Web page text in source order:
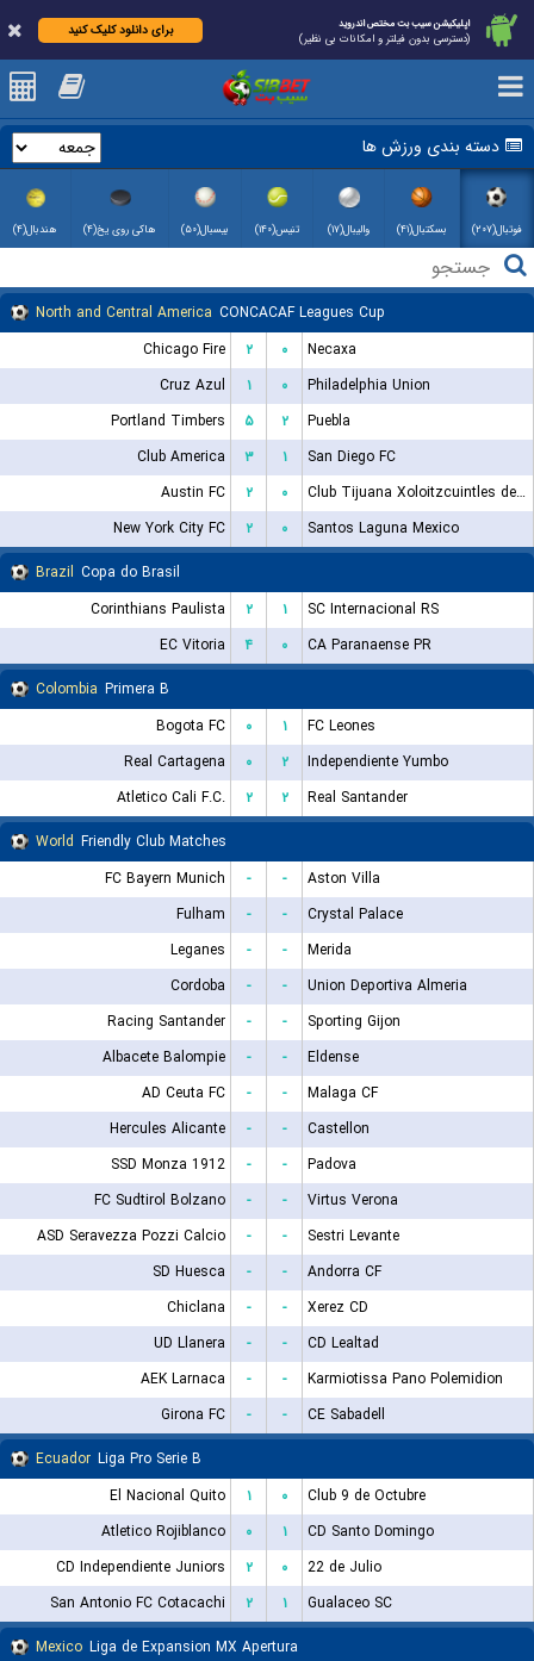
اپلیکیشن سیب بت مختص اندروید
(دسترسی بدون فیلتر و امکانات بی نظیر)
برای دانلود کلیک کنید
دسته بندی ورزش ها
فوتبال(۲۰۷) بسکتبال(۴۱) والیبال(۱۷) تنیس(۱۴۰) بیسبال(۵۰) هاکی روی یخ(۴) هندبال(۴)
North and Central America CONCACAF Leagues Cup
Chicago Fire
۲ ۰
Necaxa
Cruz Azul
۱ ۰
Philadelphia Union
Portland Timbers
۵ ۲
Puebla
Club America
۳ ۱
San Diego FC
Austin FC
۲ ۰
Club Tijuana Xoloitzcuintles de Caliente
New York City FC
۲ ۰
Santos Laguna Mexico
Brazil Copa do Brasil
Corinthians Paulista
۲ ۱
SC Internacional RS
EC Vitoria
۴ ۰
CA Paranaense PR
Colombia Primera B
Bogota FC
۰ ۱
FC Leones
Real Cartagena
۰ ۲
Independiente Yumbo
Atletico Cali F.C.
۲ ۲
Real Santander
World Friendly Club Matches
FC Bayern Munich
- -
Aston Villa
Fulham
- -
Crystal Palace
Leganes
- -
Merida
Cordoba
- -
Union Deportiva Almeria
Racing Santander
- -
Sporting Gijon
Albacete Balompie
- -
Eldense
AD Ceuta FC
- -
Malaga CF
Hercules Alicante
- -
Castellon
SSD Monza 1912
- -
Padova
FC Sudtirol Bolzano
- -
Virtus Verona
ASD Seravezza Pozzi Calcio
- -
Sestri Levante
SD Huesca
- -
Andorra CF
Chiclana
- -
Xerez CD
UD Llanera
- -
CD Lealtad
AEK Larnaca
- -
Karmiotissa Pano Polemidion
Girona FC
- -
CE Sabadell
Ecuador Liga Pro Serie B
El Nacional Quito
۱ ۰
Club 9 de Octubre
Atletico Rojiblanco
۰ ۱
CD Santo Domingo
CD Independiente Juniors
۲ ۰
22 de Julio
San Antonio FC Cotacachi
۲ ۱
Gualaceo SC
Mexico Liga de Expansion MX Apertura